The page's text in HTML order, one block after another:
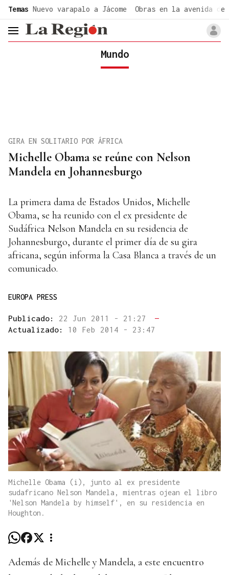
Temas Nuevo varapalo a Jácome Obras en la avenida de
header.menu.open
Mundo
Michelle Obama se reúne con Nelson
Mandela en Johannesburgo
GIRA EN SOLITARIO POR ÁFRICA
La primera dama de Estados Unidos, Michelle
Obama, se ha reunido con el ex presidente de
Sudáfrica Nelson Mandela en su residencia de
Johannesburgo, durante el primer día de su gira
africana, según informa la Casa Blanca a través de un
comunicado.
EUROPA PRESS
Publicado: 22 Jun 2011 - 21:27
—
Actualizado: 10 Feb 2014 - 23:47
Michelle Obama (i), junto al ex presidente
sudafricano Nelson Mandela, mientras ojean el libro
'Nelson Mandela by himself', en su residencia en
Houghton.
Además de Michelle y Mandela, a este encuentro